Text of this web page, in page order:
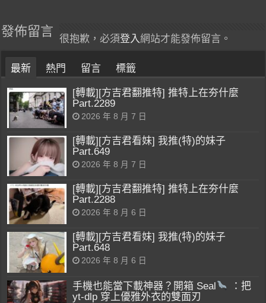
發佈留言
很抱歉，必須登入網站才能發佈留言。
最新 熱門 留言 標籤
[轉載][方吉君翻推特] 推特上在夯什麼
Part.2289
2026 年 8 月 7 日
[轉載][方吉君看妹] 我推(特)的妹子
Part.649
2026 年 8 月 7 日
[轉載][方吉君翻推特] 推特上在夯什麼
Part.2288
2026 年 8 月 6 日
[轉載][方吉君看妹] 我推(特)的妹子
Part.648
2026 年 8 月 6 日
手機也能當下載神器？開箱 Seal
：把
yt-dlp 穿上優雅外衣的雙面刃